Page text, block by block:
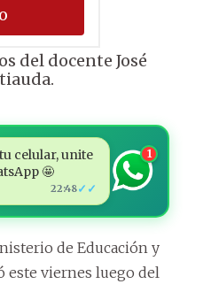
del docente José
celular, unite
🤩
22:48✓✓
1
de Educación y
este viernes luego del